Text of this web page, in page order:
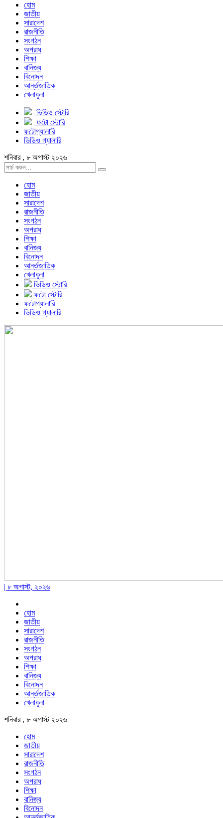
হোম
জাতীয়
সারাদেশ
রাজনীতি
সংগঠন
অপরাধ
শিক্ষা
বানিজ্য
বিনোদন
আর্ন্তজাতিক
খেলাধুলা
ভিডিও স্টোরি
ফটো স্টোরি
ফটোগ্যালারি
ভিডিও গ্যালারি
শনিবার , ৮ অগাস্ট ২০২৬
হোম
জাতীয়
সারাদেশ
রাজনীতি
সংগঠন
অপরাধ
শিক্ষা
বানিজ্য
বিনোদন
আর্ন্তজাতিক
খেলাধুলা
ভিডিও স্টোরি
ফটো স্টোরি
ফটোগ্যালারি
ভিডিও গ্যালারি
| ৮ অগাস্ট, ২০২৬
হোম
জাতীয়
সারাদেশ
রাজনীতি
সংগঠন
অপরাধ
শিক্ষা
বানিজ্য
বিনোদন
আর্ন্তজাতিক
খেলাধুলা
শনিবার , ৮ অগাস্ট ২০২৬
হোম
জাতীয়
সারাদেশ
রাজনীতি
সংগঠন
অপরাধ
শিক্ষা
বানিজ্য
বিনোদন